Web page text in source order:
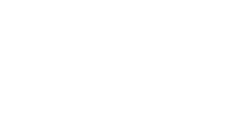
Mit
rund
einen
Dabei